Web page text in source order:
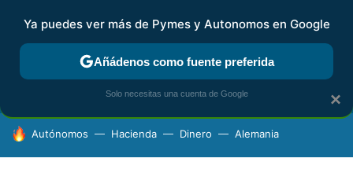
FISCALIDAD Y CONTABILIDAD KIT DIGITAL RENTA
HOY SE HABLA DE
Autónomos Hacienda Dinero Alemania
×
Ya puedes ver más de Pymes y Autonomos en Google
Añádenos como fuente preferida
Solo necesitas una cuenta de Google